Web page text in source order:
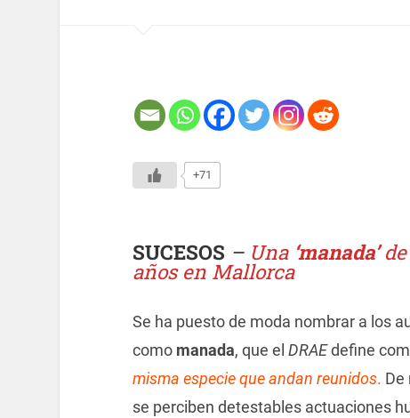
+71
SUCESOS – Una ‘manada’de
años en Mallorca
Se ha puesto de moda nombrar a los
como manada, que el DRAEdefine
misma especie que andan reunidos. De
se perciben detestables actuaciones